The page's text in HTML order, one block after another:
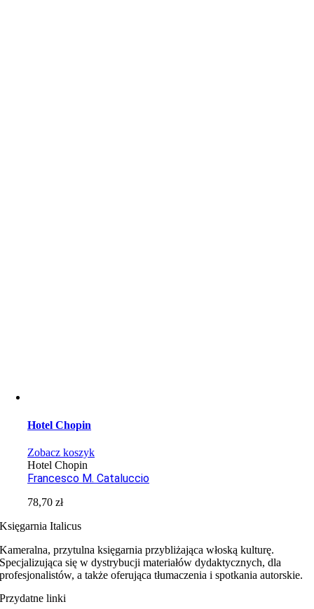
Hotel Chopin
Zobacz koszyk
Hotel Chopin
Francesco M. Cataluccio
78,70zł
Księgarnia Italicus
Kameralna, przytulna księgarnia przybliżająca włoską kulturę.
Specjalizująca się w dystrybucji materiałów dydaktycznych, dla
profesjonalistów, a także oferująca tłumaczenia i spotkania autorskie.
Przydatne linki